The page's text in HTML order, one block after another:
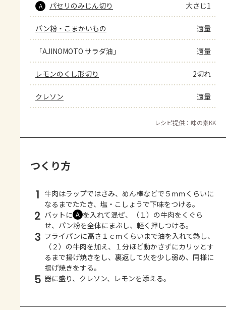
A パセリのみじん切り 大さじ1
パン粉・こまかいもの 適量
「AJINOMOTO サラダ油」 適量
レモンのくし形切り 2切れ
クレソン 適量
レシピ提供：味の素KK
つくり方
1 牛肉はラップではさみ、めん棒などで５ｍｍくらいに
なるまでたたき、塩・こしょうで下味をつける。
2 バットに Ａ を入れて混ぜ、（１）の牛肉をくぐら
せ、パン粉を全体にまぶし、軽く押しつける。
3 フライパンに高さ１ｃｍくらいまで油を入れて熱し、
（２）の牛肉を加え、１分ほど動かさずにカリッとす
るまで揚げ焼きをし、裏返して火を少し弱め、同様に
揚げ焼きをする。
5 器に盛り、クレソン、レモンを添える。